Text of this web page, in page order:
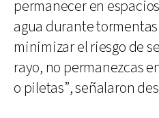
permanecer en
agua durante
minimizar el riesgo de
rayo, no permanezcas
o piletas”, señalaron